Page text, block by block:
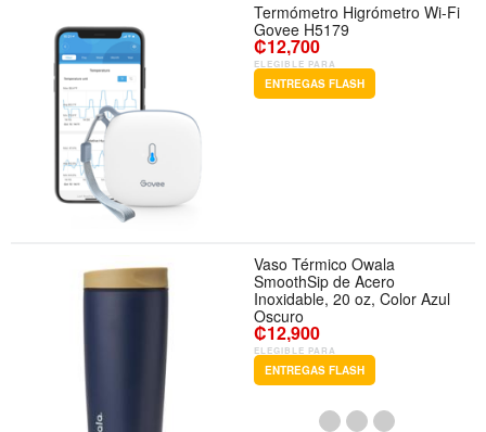
Termómetro Higrómetro Wi-Fi
Govee H5179
₡12,700
ELEGIBLE PARA
ENTREGAS FLASH
Vaso Térmico Owala
SmoothSip de Acero
Inoxidable, 20 oz, Color Azul
Oscuro
₡12,900
ELEGIBLE PARA
ENTREGAS FLASH